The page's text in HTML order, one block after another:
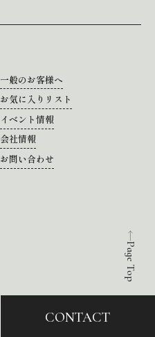
CONTACT
Page Top
一般のお客様へ
お気に入りリスト
イベント情報
会社情報
お問い合わせ